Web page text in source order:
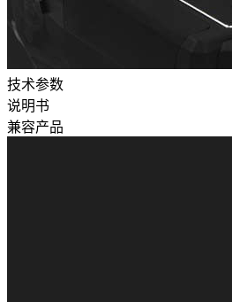
技术参数
说明书
兼容产品